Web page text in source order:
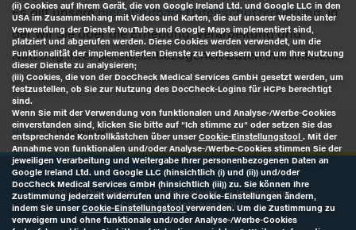
Es gilt unserehier abrufbare Datenschutzerklärung, in
der wir Sie über die Erhebung, Verarbeitung und
Nutzung Ihrer personenbezogenen Daten informieren.
Home Disclaimer
AGB Disclaimer Datenschutz
Impressum
Cookie-Einstellungstool
(ii) Cookies auf Ihrem Gerät, die von Google Ireland Ltd. und Google LLC in den
USA im Zusammenhang mit Videos und Karten, die auf unserer Website unter
Verwendung der Dienste YouTube und Google Maps implementiert sind,
platziert und abgerufen werden. Diese Cookies werden verwendet, um die
Funktionalität der implementierten Dienste zu verbessern und um Ihre Nutzung
dieser Dienste zu analysieren;
(iii) Cookies, die von der DocCheck Medical Services GmbH gesetzt werden, um
festzustellen, ob Sie zur Nutzung des DocCheck-Logins für HCPs berechtigt
sind.
Wenn Sie mit der Verwendung von funktionalen und Analyse-/Werbe-Cookies
einverstanden sind, klicken Sie bitte auf "Ich stimme zu" oder setzen Sie das
entsprechende Kontrollkästchen über unserCookie-Einstellungstool . Mit der
Annahme von funktionalen und/oder Analyse-/Werbe-Cookies stimmen Sie der
jeweiligen Verarbeitung und Weitergabe Ihrer personenbezogenen Daten an
Google Ireland Ltd. und Google LLC (hinsichtlich (i) und (ii)) und/oder
DocCheck Medical Services GmbH (hinsichtlich (iii)) zu. Sie können Ihre
Zustimmung jederzeit widerrufen und Ihre Cookie-Einstellungen ändern,
indem Sie unserCookie-Einstellungstoolverwenden. Um die Zustimmung zu
verweigern und ohne funktionale und/oder Analyse-/Werbe-Cookies